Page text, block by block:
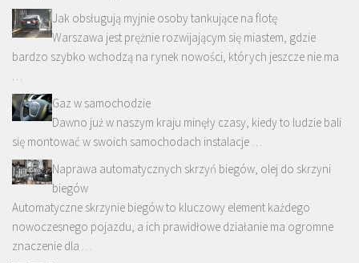
Jak obsługują myjnie osoby tankujące na flotę
Warszawa jest prężnie rozwijającym się miastem, gdzie
bardzo szybko wchodzą na rynek nowości, których jeszcze nie ma
…
Gaz w samochodzie
Dawno już w naszym kraju minęły czasy, kiedy to ludzie bali
się montować w swoich samochodach instalacje …
Naprawa automatycznych skrzyń biegów, olej do skrzyni
biegów
Automatyczne skrzynie biegów to kluczowy element każdego
nowoczesnego pojazdu, a ich prawidłowe działanie ma ogromne
znaczenie dla …